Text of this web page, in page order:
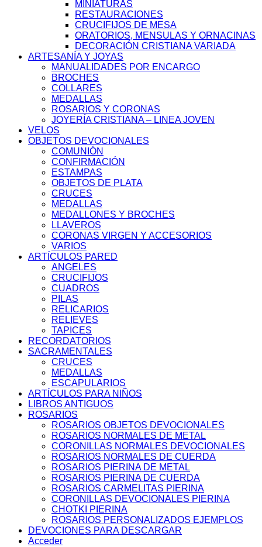
MINIATURAS
RESTAURACIONES
CRUCIFIJOS DE MESA
ORATORIOS, MENSULAS Y ORNACINAS
DECORACIÓN CRISTIANA VARIADA
ARTESANÍA Y JOYAS
MANUALIDADES POR ENCARGO
BROCHES
COLLARES
MEDALLAS
ROSARIOS Y CORONAS
JOYERÍA CRISTIANA – LINEA JOVEN
VELOS
OBJETOS DEVOCIONALES
COMUNIÓN
CONFIRMACIÓN
ESTAMPAS
OBJETOS DE PLATA
CRUCES
MEDALLAS
MEDALLONES Y BROCHES
LLAVEROS
CORONAS VIRGEN Y ACCESORIOS
VARIOS
ARTÍCULOS PARED
ANGELES
CRUCIFIJOS
CUADROS
PILAS
RELICARIOS
RELIEVES
TAPICES
RECORDATORIOS
SACRAMENTALES
CRUCES
MEDALLAS
ESCAPULARIOS
ARTÍCULOS PARA NIÑOS
LIBROS ANTIGUOS
ROSARIOS
ROSARIOS OBJETOS DEVOCIONALES
ROSARIOS NORMALES DE METAL
CORONILLAS NORMALES DEVOCIONALES
ROSARIOS NORMALES DE CUERDA
ROSARIOS PIERINA DE METAL
ROSARIOS PIERINA DE CUERDA
ROSARIOS CARMELITAS PIERINA
CORONILLAS DEVOCIONALES PIERINA
CHOTKI PIERINA
ROSARIOS PERSONALIZADOS EJEMPLOS
DEVOCIONES PARA DESCARGAR
Acceder